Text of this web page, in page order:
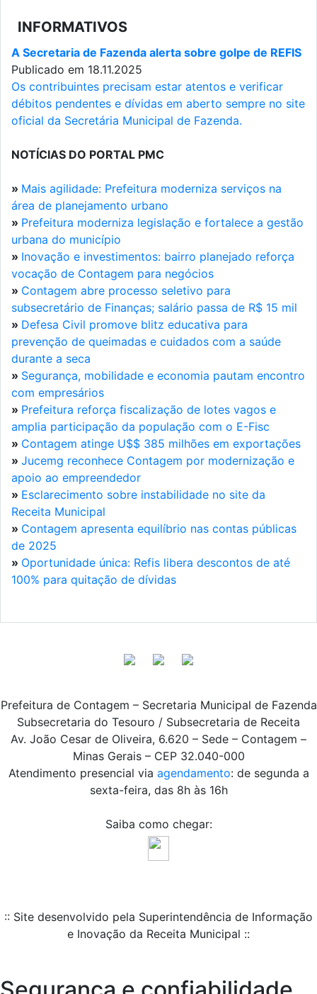
INFORMATIVOS
A Secretaria de Fazenda alerta sobre golpe de REFIS
Publicado em 18.11.2025
Os contribuintes precisam estar atentos e verificar
débitos pendentes e dívidas em aberto sempre no site
oficial da Secretária Municipal de Fazenda.
NOTÍCIAS DO PORTAL PMC
» Mais agilidade: Prefeitura moderniza serviços na
área de planejamento urbano
» Prefeitura moderniza legislação e fortalece a gestão
urbana do município
» Inovação e investimentos: bairro planejado reforça
vocação de Contagem para negócios
» Contagem abre processo seletivo para
subsecretário de Finanças; salário passa de R$ 15 mil
» Defesa Civil promove blitz educativa para
prevenção de queimadas e cuidados com a saúde
durante a seca
» Segurança, mobilidade e economia pautam encontro
com empresários
» Prefeitura reforça fiscalização de lotes vagos e
amplia participação da população com o E-Fisc
» Contagem atinge U$$ 385 milhões em exportações
» Jucemg reconhece Contagem por modernização e
apoio ao empreendedor
» Esclarecimento sobre instabilidade no site da
Receita Municipal
» Contagem apresenta equilíbrio nas contas públicas
de 2025
» Oportunidade única: Refis libera descontos de até
100% para quitação de dívidas
Prefeitura de Contagem – Secretaria Municipal de Fazenda
Subsecretaria do Tesouro / Subsecretaria de Receita
Av. João Cesar de Oliveira, 6.620 – Sede – Contagem –
Minas Gerais – CEP 32.040-000
Atendimento presencial via agendamento: de segunda a
sexta-feira, das 8h às 16h
Saiba como chegar:
:: Site desenvolvido pela Superintendência de Informação
e Inovação da Receita Municipal ::